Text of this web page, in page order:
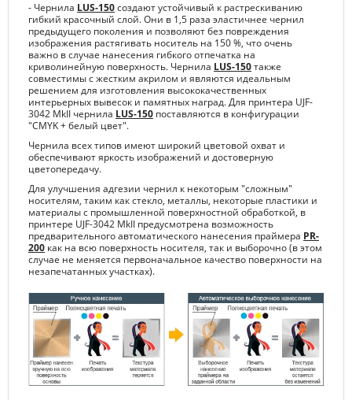
- Чернила LUS-150создают устойчивый к растрескиванию
гибкий красочный слой. Они в 1,5 раза эластичнее чернил
предыдущего поколения и позволяют без повреждения
изображения растягивать носитель на 150 %, что очень
важно в случае нанесения гибкого отпечатка на
криволинейную поверхность. Чернила LUS-150также
совместимы с жестким акрилом и являются идеальным
решением для изготовления высококачественных
интерьерных вывесок и памятных наград. Для принтера UJF-
3042 MkII чернила LUS-150 поставляются в конфигурации
"CMYK + белый цвет".
Чернила всех типов имеют широкий цветовой охват и
обеспечивают яркость изображений и достоверную
цветопередачу.
Для улучшения адгезии чернил к некоторым "сложным"
носителям, таким как стекло, металлы, некоторые пластики и
материалы с промышленной поверхностной обработкой, в
принтере UJF-3042 MkII предусмотрена возможность
предварительного автоматического нанесения праймера PR-
200 как на всю поверхность носителя, так и выборочно (в этом
случае не меняется первоначальное качество поверхности на
незапечатанных участках).